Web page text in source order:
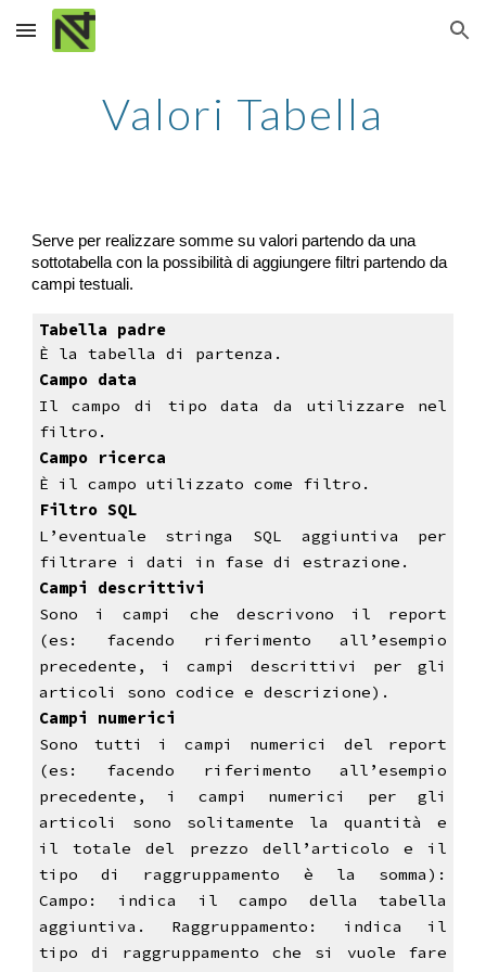
Skip to main content Skip to navigation
Valori Tabella
Serve per realizzare somme su valori partendo da una
sottotabella con la possibilità di aggiungere filtri partendo da
campi testuali.
Tabella padre
È la tabella di partenza.
Campo data
Il campo di tipo data da utilizzare nel
filtro.
Campo ricerca
È il campo utilizzato come filtro.
Filtro SQL
L’eventuale stringa SQL aggiuntiva per
filtrare i dati in fase di estrazione.
Campi descrittivi
Sono i campi che descrivono il report
(es: facendo riferimento all’esempio
precedente, i campi descrittivi per gli
articoli sono codice e descrizione).
Campi numerici
Sono tutti i campi numerici del report
(es: facendo riferimento all’esempio
precedente, i campi numerici per gli
articoli sono solitamente la quantità e
il totale del prezzo dell’articolo e il
tipo di raggruppamento è la somma):
Campo: indica il campo della tabella
aggiuntiva. Raggruppamento: indica il
tipo di raggruppamento che si vuole fare